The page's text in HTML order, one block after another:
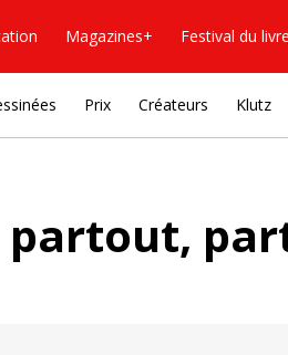
Magazines+ Festival du livre
Prix Créateurs Klutz
partout,